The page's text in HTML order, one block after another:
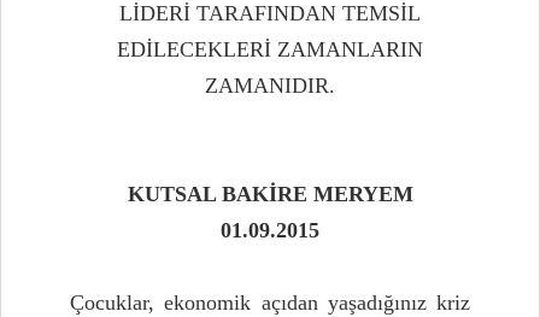
LİDERİ TARAFINDAN TEMSİL
EDİLECEKLERİ ZAMANLARIN
ZAMANIDIR.
KUTSAL BAKİRE MERYEM
01.09.2015
Çocuklar, ekonomik açıdan yaşadığınız kriz